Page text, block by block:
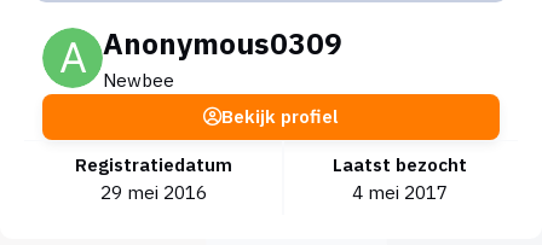
Anonymous0309
Newbee
Registratiedatum
29 mei 2016
Laatst bezocht
4 mei 2017
Bekijk profiel